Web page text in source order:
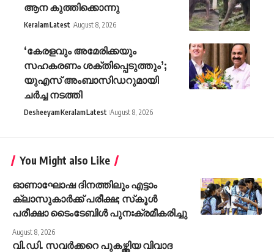
ആന കുത്തിക്കൊന്നു
KeralamLatest August 8, 2026
‘കേരളവും അമേരിക്കയും
സഹകരണം ശക്തിപ്പെടുത്തും’;
യുഎസ് അംബാസിഡറുമായി
ചർച്ച നടത്തി
DesheeyamKeralamLatest August 8, 2026
You Might also Like
ഓണാഘോഷ ദിനത്തിലും എട്ടാം
ക്ലാസുകാര്‍ക്ക് പരീക്ഷ; സ്‌കൂള്‍
പരീക്ഷാ ടൈംടേബിള്‍ പുനഃക്രമീകരിച്ചു
August 8, 2026
വി.ഡി. സവർക്കറെ പുകഴ്ത്തിയ വിവാദ